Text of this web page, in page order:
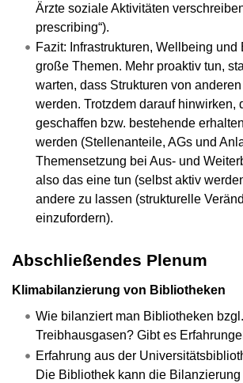
Ärzte soziale Aktivitäten
prescribing“).
Fazit: Infrastrukturen, Wellbeing und
große Themen. Mehr proaktiv tun,
warten, dass Strukturen von
werden. Trotzdem darauf hinwirken,
geschaffen bzw. bestehende
werden (Stellenanteile, AGs und
Themensetzung bei Aus- und
also das eine tun (selbst aktiv
andere zu lassen (strukturelle
einzufordern).
Abschließendes Plenum
Klimabilanzierung von Bibliotheken
Wie bilanziert man Bibliotheken bzgl.
Treibhausgasen? Gibt es
Erfahrung aus der
Die Bibliothek kann die